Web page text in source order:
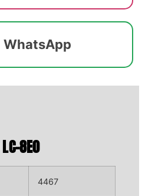
WhatsApp
8E0
4467